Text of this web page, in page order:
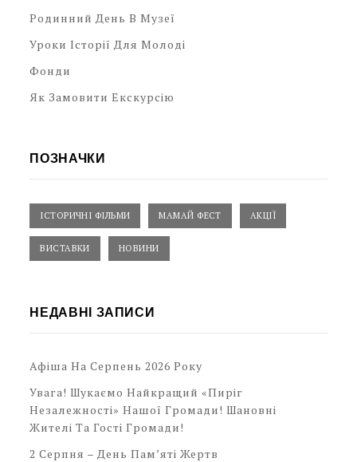
Родинний День В Музеї
Уроки Історії Для Молоді
Фонди
Як Замовити Екскурсію
ПОЗНАЧКИ
ІСТОРИЧНІ ФІЛЬМИ МАМАЙ ФЕСТ АКЦІЇ
ВИСТАВКИ НОВИНИ
НЕДАВНІ ЗАПИСИ
Афіша На Серпень 2026 Року
Увага! Шукаємо Найкращий «Пиріг
Незалежності» Нашої Громади! Шановні
Жителі Та Гості Громади!
2 Серпня – День Пам’яті Жертв